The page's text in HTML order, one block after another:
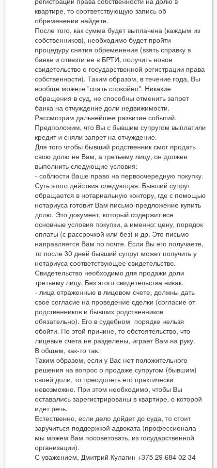
квартире, то соответствующую запись об
обременении найдете.
После того, как сумма будет выплачена (каждым из
собственников), необходимо будет пройти
процедуру снятия обременения (взять справку в
банке и отвезти ее в БРТИ, получить новое
свидетельство о государственной регистрации права
собственности). Таким образом, в течение года, Вы
вообще можете "спать спокойно". Никакие
обращения в суд, не способны отменить запрет
банка на отчуждение доли недвижимости.
Рассмотрим дальнейшее развитие событий.
Предположим, что Вы с бывшим супругом выплатили
кредит и сняли запрет на отчуждение.
Для того чтобы бывший родственник смог продать
свою долю не Вам, а третьему лицу, он должен
выполнить следующие условия:
- соблюсти Ваше право на первоочередную покупку.
Суть этого действия следующая. Бывший супруг
обращается в нотариальную контору, где с помощью
нотариуса готовит Вам письмо-предложение купить
долю. Это документ, который содержит все
основные условия покупки, а именно: цену, порядок
оплаты (с рассрочкой или без) и др. Это письмо
направляется Вам по почте. Если Вы его получаете,
то после 30 дней бывший супруг может получить у
нотариуса соответствующее свидетельство.
Свидетельство необходимо для продажи доли
третьему лицу. Без этого свидетельства никак.
- лица отраженные в лицевом счете, должны дать
свое согласие на проведение сделки (согласие от
родственников и бывших родственников
обязательно). Его в судебном порядке нельзя
обойти. По этой причине, то обстоятельство, что
лицевые счета не разделены, играет Вам на руку.
В общем, как-то так.
Таким образом, если у Вас нет положительного
решения на вопрос о продаже супругом (бывшим)
своей доли, то преодолеть его практически
невозможно. При этом необходимо, чтобы Вы
оставались зарегистрированы в квартире, о которой
идет речь.
Естественно, если дело дойдет до суда, то стоит
заручиться поддержкой адвоката (профессионала
мы можем Вам посоветовать, из государственной
организации).
С уважением, Дмитрий Кулагин +375 29 684 02 34